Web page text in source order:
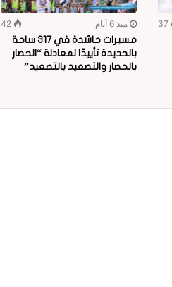
37
منذ 6 أيام
42
مسيرات حاشدة في 317 ساحة
بالحديدة تأييدًا لمعادلة “الحصار
بالحصار والتصعيد بالتصعيد”